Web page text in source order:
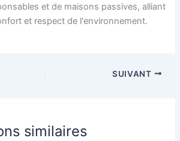
et de maisons passives, alliant
et respect de l'environnement.
SUIVANT
similaires